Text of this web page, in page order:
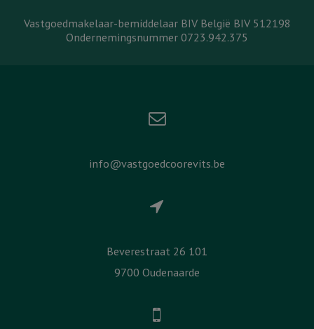
Vastgoedmakelaar-bemiddelaar BIV België BIV 512198
Ondernemingsnummer 0723.942.375
info@vastgoedcoorevits.be
Beverestraat 26 101
9700 Oudenaarde